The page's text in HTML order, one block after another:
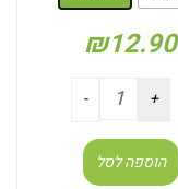
₪12.90
הוספה לסל